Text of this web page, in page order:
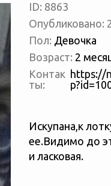
ID: 8863
Опубликовано:
Пол: Девочка
Возраст: 2
Контак
ты:
https://
Искупана,к
ее.Видимо до
и ласковая.